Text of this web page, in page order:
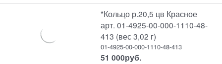
*Кольцо р.20,5 цв Красное
арт. 01-4925-00-000-1110-48-
413 (вес 3,02 г)
01-4925-00-000-1110-48-413
51 000руб.